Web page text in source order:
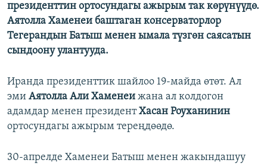
президенттин ортосундагы ажырым так көрүнүүдө.
Аятолла Хаменеи баштаган консерваторлор
Тегерандын Батыш менен ымала түзгөн саясатын
сындоону улантууда.
Иранда президенттик шайлоо 19-майда өтөт. Ал
эми Аятолла Али Хаменеи жана ал колдогон
адамдар менен президентХасан Роуханинин
ортосундагы ажырым тереңдөөдө.
30-апрелде Хаменеи Батыш менен жакындашуу